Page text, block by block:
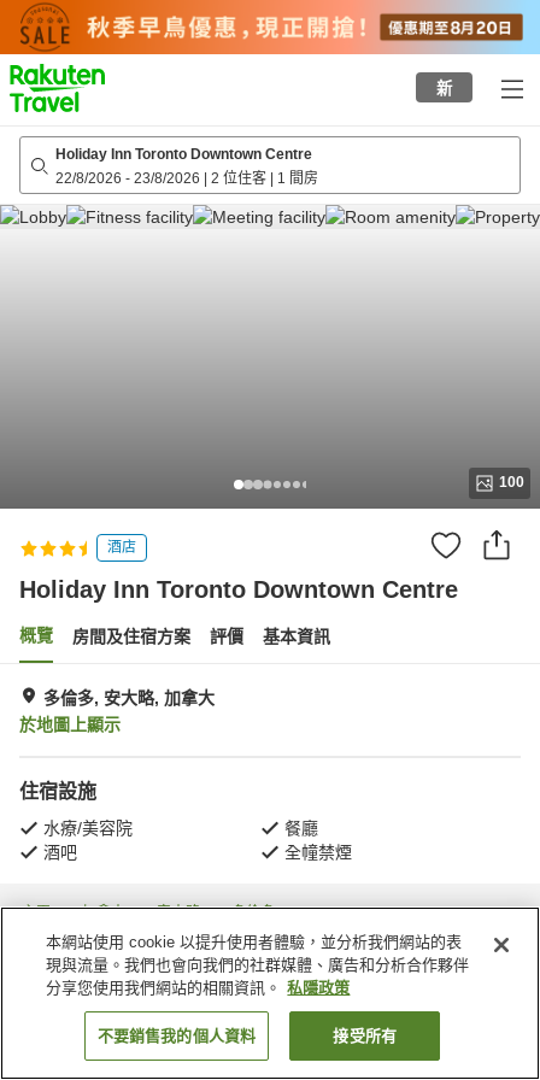
to
top
page
新
Holiday Inn Toronto Downtown Centre
22/8/2026 - 23/8/2026 | 2 位住客 | 1 間房
100
酒店
Holiday Inn Toronto Downtown Centre
概覽 房間及住宿方案 評價 基本資訊
多倫多, 安大略, 加拿大
於地圖上顯示
住宿設施
水療/美容院
餐廳
酒吧
全幢禁煙
主頁 加拿大 安大略
多倫多
Holiday Inn Toronto Downtown Centre
找客房
本網站使用 cookie 以提升使用者體驗，並分析我們網站的表
現與流量。我們也會向我們的社群媒體、廣告和分析合作夥伴
分享您使用我們網站的相關資訊。
私隱政策
不要銷售我的個人資料 接受所有